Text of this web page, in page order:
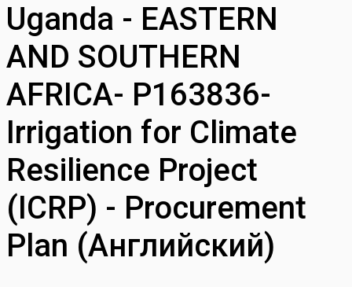
Uganda - EASTERN
AND SOUTHERN
AFRICA- P163836-
Irrigation for Climate
Resilience Project
(ICRP) - Procurement
Plan (Английский)